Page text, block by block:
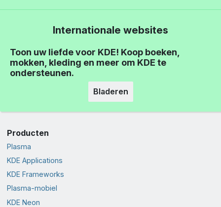
Internationale websites
Toon uw liefde voor KDE! Koop boeken,
mokken, kleding en meer om KDE te
ondersteunen.
Bladeren
Producten
Plasma
KDE Applications
KDE Frameworks
Plasma-mobiel
KDE Neon